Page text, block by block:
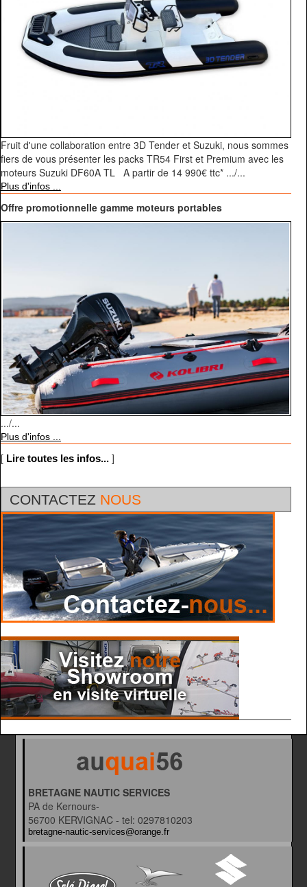
Fruit d'une collaboration entre 3D Tender et Suzuki, nous sommes
fiers de vous présenter les packs TR54 First et Premium avec les
moteurs Suzuki DF60A TL A partir de 14 990€ ttc* .../...
Plus d'infos ...
Offre promotionnelle gamme moteurs portables
.../...
Plus d'infos ...
[ Lire toutes les infos... ]
CONTACTEZ NOUS
BRETAGNE NAUTIC SERVICES
PA de Kernours-
56700 KERVIGNAC - tel: 0297810203
bretagne-nautic-services@orange.fr